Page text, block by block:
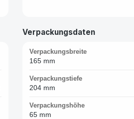
Verpackungsdaten
Verpackungsbreite
165 mm
Verpackungstiefe
204 mm
Verpackungshöhe
65 mm